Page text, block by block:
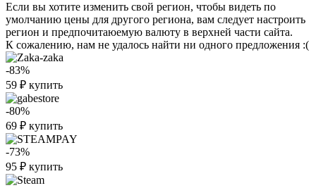
Если вы хотите изменить свой регион, чтобы видеть по
умолчанию цены для другого региона, вам следует настроить
регион и предпочитаюемую валюту в верхней части сайта.
К сожалению, нам не удалось найти ни одного предложения :(
-83%
59 ₽ купить
-80%
69 ₽ купить
-73%
95 ₽ купить